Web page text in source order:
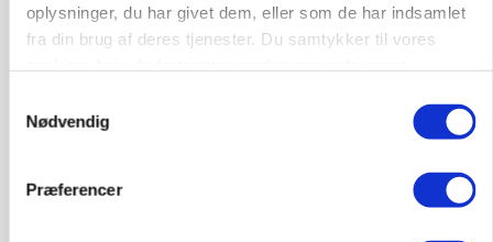
oplysninger, du har givet dem, eller som de har indsamlet
fra din brug af deres tjenester. Du samtykker til vores
Nødvendig
Præferencer